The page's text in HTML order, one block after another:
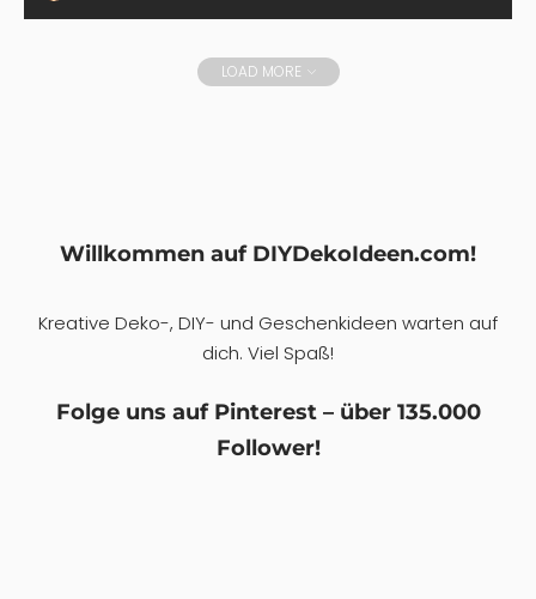
LOAD MORE
Willkommen auf DIYDekoIdeen.com!
Kreative Deko-, DIY- und Geschenkideen warten auf
dich. Viel Spaß!
Folge uns auf Pinterest – über 135.000
Follower!